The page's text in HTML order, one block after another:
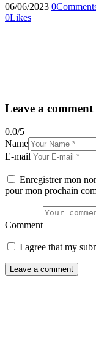
06/06/2023 0
0Likes
Leave a comment
0.0/5
Name
E-mail
Enregistrer mon
pour mon prochain
Comment
I agree that my